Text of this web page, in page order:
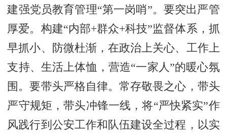
建强党员教育管理“第一岗哨”。要突出严管
厚爱。构建“内部+群众+科技”监督体系，抓
早抓小、防微杜渐，在政治上关心、工作上
支持、生活上体恤，营造“一家人”的暖心氛
围。要带头严格自律。常存敬畏之心，带头
严守规矩，带头冲锋一线，将“严快紧实”作
风践行到公安工作和队伍建设全过程，以实